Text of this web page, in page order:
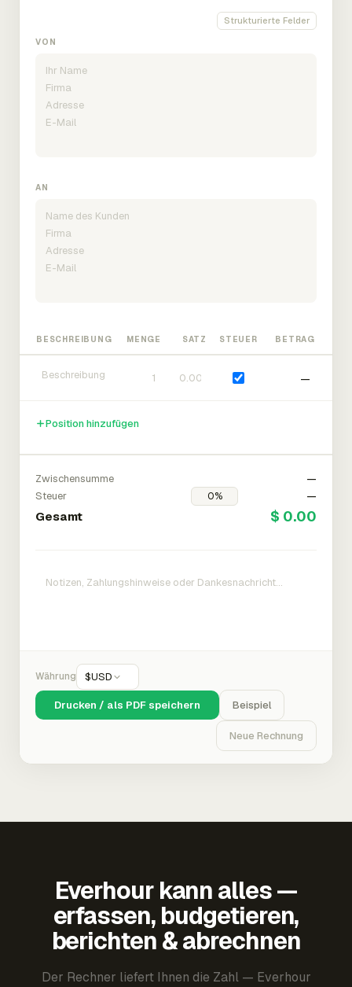
Strukturierte Felder
VON
AN
BESCHREIBUNG MENGE SATZ STEUER BETRAG
—
Position hinzufügen
Zwischensumme
—
Steuer
—
Gesamt $ 0.00
Währung $USD
Drucken / als PDF speichern Beispiel
Neue Rechnung
Everhour kann alles —
erfassen, budgetieren,
berichten & abrechnen
Der Rechner liefert Ihnen die Zahl — Everhour